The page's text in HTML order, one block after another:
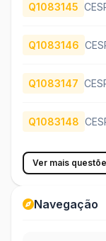
Q1083145
Q1083146
Q1083147
Q1083148
Ver mais
Navegação